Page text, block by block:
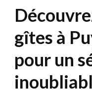
gîtes à
pour un